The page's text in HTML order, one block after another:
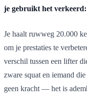
je gebruikt het
Je haalt ruwweg 20.000
om je prestaties te
verschil tussen een lifter
zware squat en iemand
geen kracht — het is